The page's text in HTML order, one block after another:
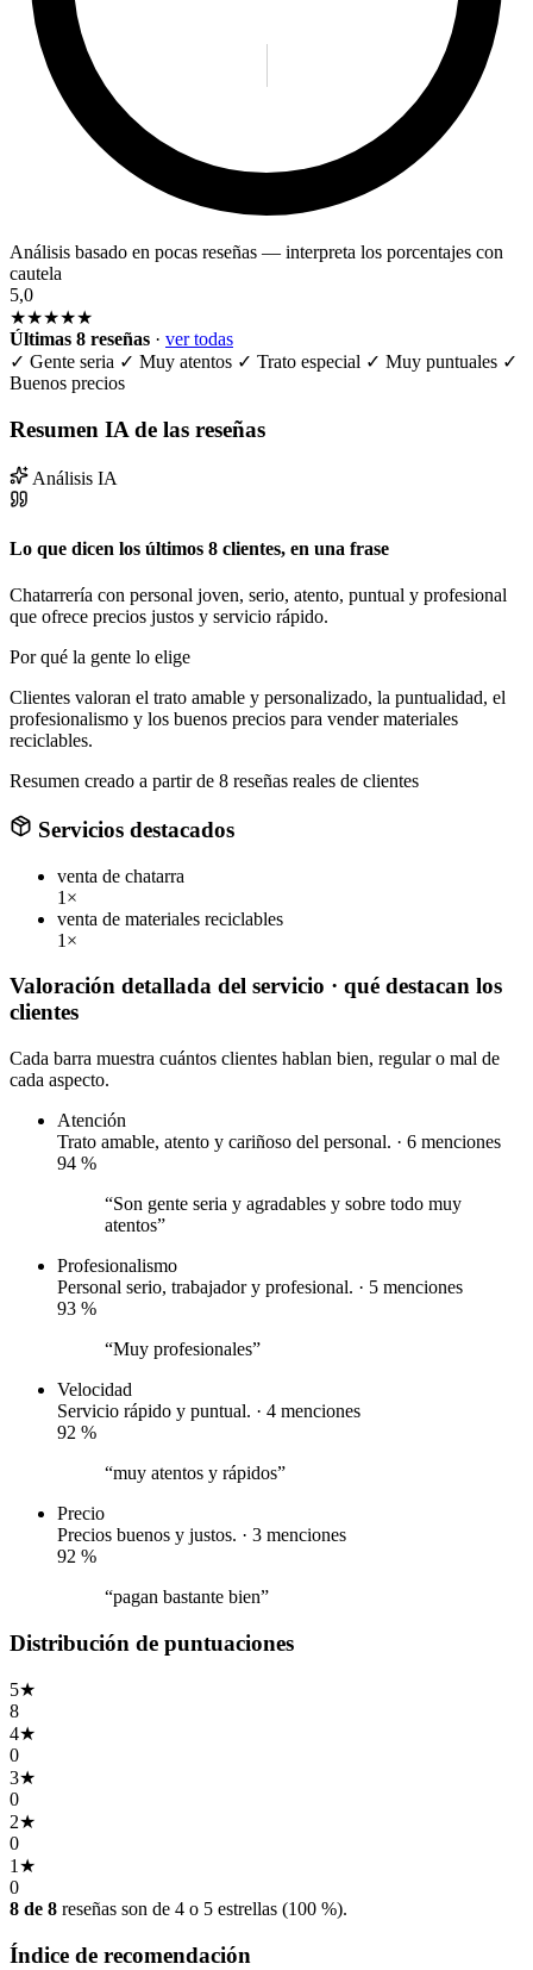
Análisis basado en pocas reseñas — interpreta los porcentajes con
cautela
5,0
★★★★★
Últimas 8 reseñas · ver todas
✓ Gente seria ✓ Muy atentos ✓ Trato especial ✓ Muy puntuales ✓
Buenos precios
Resumen IA de las reseñas
Análisis IA
Lo que dicen los últimos 8 clientes, en una frase
Chatarrería con personal joven, serio, atento, puntual y profesional
que ofrece precios justos y servicio rápido.
Por qué la gente lo elige
Clientes valoran el trato amable y personalizado, la puntualidad, el
profesionalismo y los buenos precios para vender materiales
reciclables.
Resumen creado a partir de 8 reseñas reales de clientes
Servicios destacados
venta de chatarra
1×
venta de materiales reciclables
1×
Valoración detallada del servicio · qué destacan los
clientes
Cada barra muestra cuántos clientes hablan bien, regular o mal de
cada aspecto.
Atención
Trato amable, atento y cariñoso del personal. · 6 menciones
94 %
“Son gente seria y agradables y sobre todo muy
atentos”
Profesionalismo
Personal serio, trabajador y profesional. · 5 menciones
93 %
“Muy profesionales”
Velocidad
Servicio rápido y puntual. · 4 menciones
92 %
“muy atentos y rápidos”
Precio
Precios buenos y justos. · 3 menciones
92 %
“pagan bastante bien”
Distribución de puntuaciones
5★
8
4★
0
3★
0
2★
0
1 ★
0
8 de 8 reseñas son de 4 o 5 estrellas (100 %).
Índice de recomendación